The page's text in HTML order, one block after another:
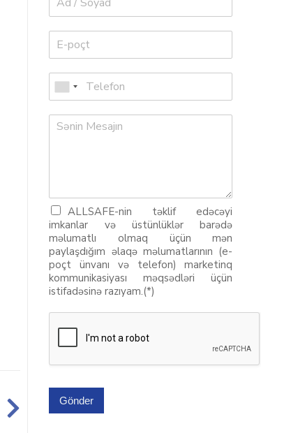
ALLSAFE-nin təklif edəcəyi
imkanlar və üstünlüklər barədə
məlumatlı olmaq üçün mən
paylaşdığım əlaqə məlumatlarının (e-
poçt ünvanı və telefon) marketinq
kommunikasiyası məqsədləri üçün
istifadəsinə razıyam.(*)
Gönder